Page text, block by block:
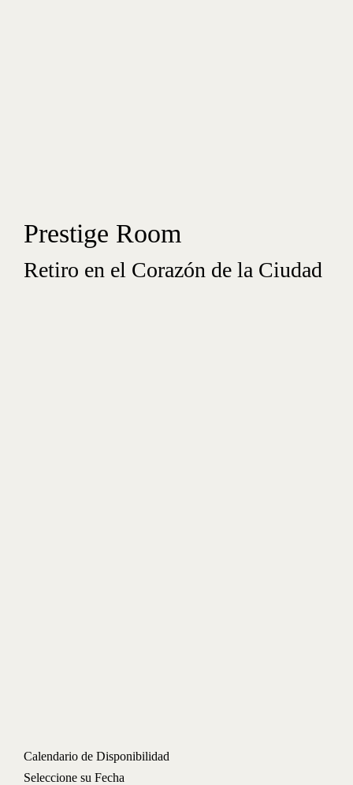
Prestige Room
Retiro en el Corazón de la Ciudad
Calendario de Disponibilidad
Seleccione su Fecha